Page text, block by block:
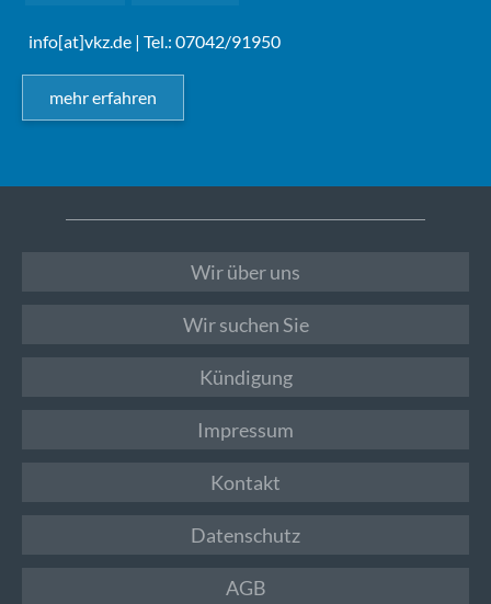
info[at]vkz.de | Tel.: 07042/91950
mehr erfahren
Wir über uns
Wir suchen Sie
Kündigung
Impressum
Kontakt
Datenschutz
AGB